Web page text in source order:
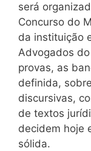
será
Concurso do
da instituição
Advogados
provas, as
definida,
discursivas,
de textos
decidem hoje
sólida.